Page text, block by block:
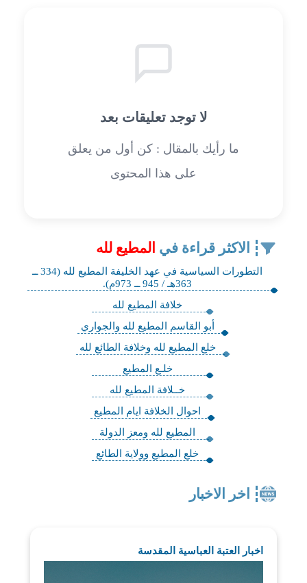
لا توجد تعليقات بعد
ما رأيك بالمقال : كن أول من يعلق
على هذا المحتوى
الاكثر قراءة في المطيع لله
التطورات السياسية في عهد الخليفة المطيع لله (334 ــ
363هـ / 945 ــ 973م).
خلافة المطيع لله
أبو القاسم المطيع لله والجواري
خلع المطيع لله وخلافة الطائع لله
خلـع المطيع
خــلافة المطيع لله
احوال الخلافة ايام المطيع
المطيع لله ومعز الدولة
خلع المطيع وولاية الطائع
اخر الاخبار
اخبار العتبة العباسية المقدسة